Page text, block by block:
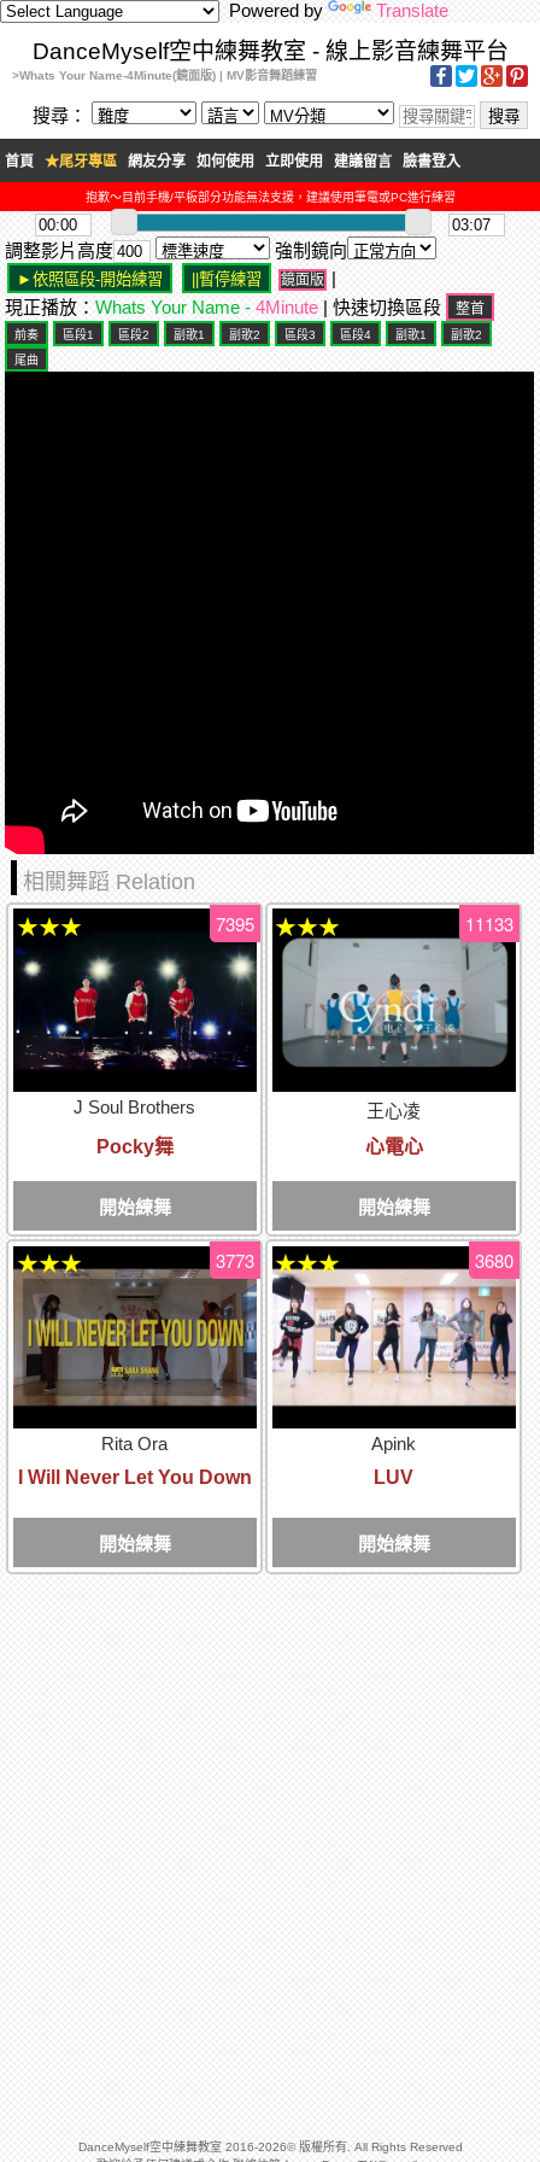
Powered by Translate
DanceMyself空中練舞教室 - 線上影音練舞平台
>Whats Your Name-4Minute(鏡面版) | MV影音舞蹈練習
搜尋：
首頁 ★尾牙專區 網友分享 如何使用 立即使用 建議留言 臉書登入
抱歉～目前手機/平板部分功能無法支援，建議使用筆電或PC進行練習
調整影片高度 強制鏡向
鏡面版 |
現正播放：Whats Your Name -4Minute | 快速切換區段
相關舞蹈 Relation
J Soul Brothers
Pocky舞
開始練舞
7395
★★★
王心凌
心電心
開始練舞
11133
★★★
Rita Ora
I Will Never Let You Down
開始練舞
3773
★★★
Apink
LUV
開始練舞
3680
★★★
DanceMyself空中練舞教室 2016-2026© 版權所有. All Rights Reserved